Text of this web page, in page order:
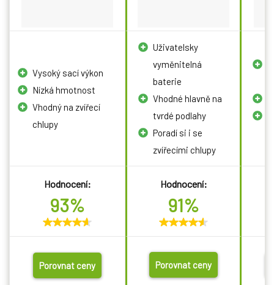
Vysoký sací výkon
Nízká hmotnost
Vhodný na zvířecí
chlupy
Uživatelsky
vyměnitelná
baterie
Vhodné hlavně na
tvrdé podlahy
Poradí si i se
zvířecími chlupy
Hodnocení:
93%
Hodnocení:
91%
Porovnat ceny Porovnat ceny